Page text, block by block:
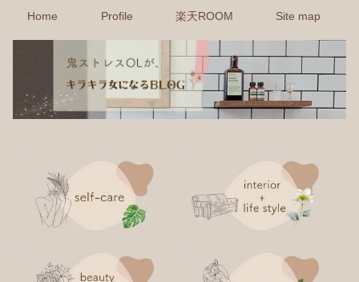
Home Profile 楽天ROOM Site map